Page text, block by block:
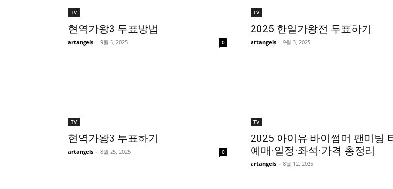
TV
현역가왕3 투표방법
artangels - 9월 5, 2025 0
TV
2025 한일가왕전 투표하기
artangels - 9월 3, 2025
TV
현역가왕3 투표하기
artangels - 8월 25, 2025 0
TV
2025 아이유 바이썸머 팬미팅
예매·일정·좌석·가격 총정리
artangels - 8월 12, 2025